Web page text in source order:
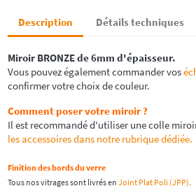
Description Détails techniques
Miroir BRONZEde 6mm d'épaisseur.
Vous pouvez également commander vos
confirmer votre choix de couleur.
Comment poser votre miroir ?
Il est recommandé d'utiliser une colle
les accessoires dans notre rubrique dédiée.
Finition des bords du verre
Tous nos vitrages sont livrés enJoint Plat Poli (JPP).